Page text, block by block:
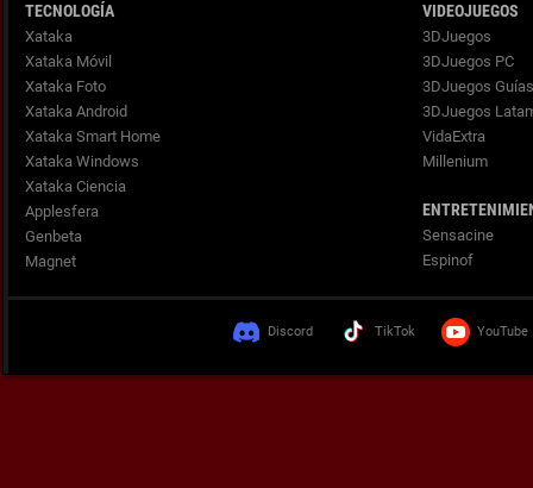
TECNOLOGÍA
Xataka
Xataka Móvil
Xataka Foto
Xataka Android
Xataka Smart Home
Xataka Windows
Xataka Ciencia
Applesfera
Genbeta
Magnet
VIDEOJUEGOS
3DJuegos
3DJuegos PC
3DJuegos
3DJuegos
VidaExtra
Millenium
Sensacine
Espinof
Discord TikTok YouTube